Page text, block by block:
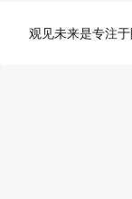
观见未来是专注